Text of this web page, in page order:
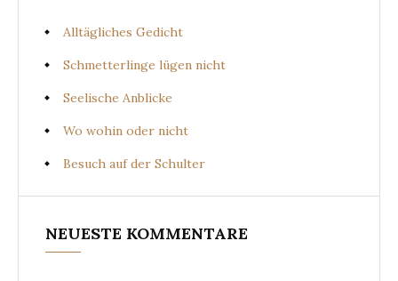
Alltägliches Gedicht
Schmetterlinge lügen nicht
Seelische Anblicke
Wo wohin oder nicht
Besuch auf der Schulter
NEUESTE KOMMENTARE